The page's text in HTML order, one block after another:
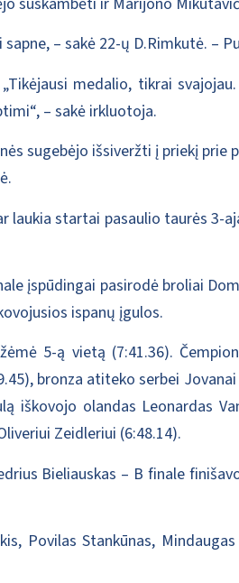
– sakė 22-ų D.Rimkutė. –
medalio, tikrai
– sakė irkluotoja.
sugebėjo išsiveržti į priekį
laukia startai pasaulio taurės 3-
įspūdingai pasirodė broliai
ispanų įgulos.
5-ą vietą (7:41.36).
bronza atiteko serbei
iškovojo olandas Leonardas
Zeidleriui (6:48.14).
Bieliauskas – B finale
Povilas Stankūnas,